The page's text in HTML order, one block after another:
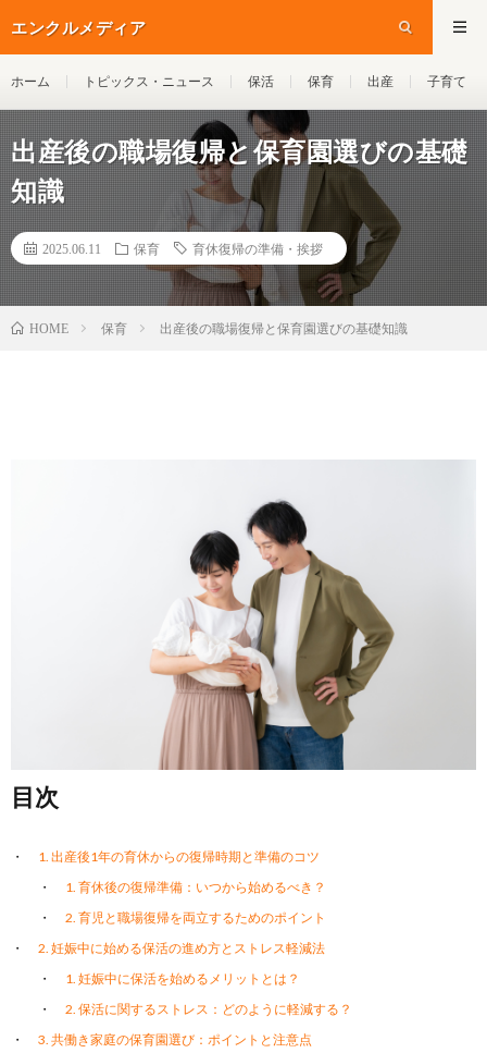
エンクルメディア
ホーム トピックス・ニュース 保活 保育 出産 子育て
出産後の職場復帰と保育園選びの基礎
知識
2025.06.11 保育 育休復帰の準備・挨拶
HOME 保育 出産後の職場復帰と保育園選びの基礎知識
目次
1. 出産後1年の育休からの復帰時期と準備のコツ
1. 育休後の復帰準備：いつから始めるべき？
2. 育児と職場復帰を両立するためのポイント
2. 妊娠中に始める保活の進め方とストレス軽減法
1. 妊娠中に保活を始めるメリットとは？
2. 保活に関するストレス：どのように軽減する？
3. 共働き家庭の保育園選び：ポイントと注意点